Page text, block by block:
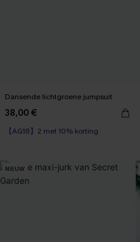
Dansende lichtgroene jumpsuit
38,00 €
【AG18】2 met 10% korting
NIEUW